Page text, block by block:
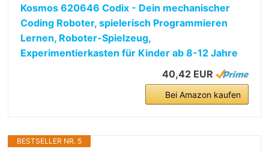
Kosmos 620646 Codix - Dein mechanischer
Coding Roboter, spielerisch Programmieren
Lernen, Roboter-Spielzeug,
Experimentierkasten für Kinder ab 8-12 Jahre
40,42 EUR
Bei Amazon kaufen
BESTSELLER NR. 5